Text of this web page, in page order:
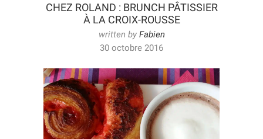
CHEZ ROLAND : BRUNCH PÂTISSIER
À LA CROIX-ROUSSE
written by Fabien
30 octobre 2016